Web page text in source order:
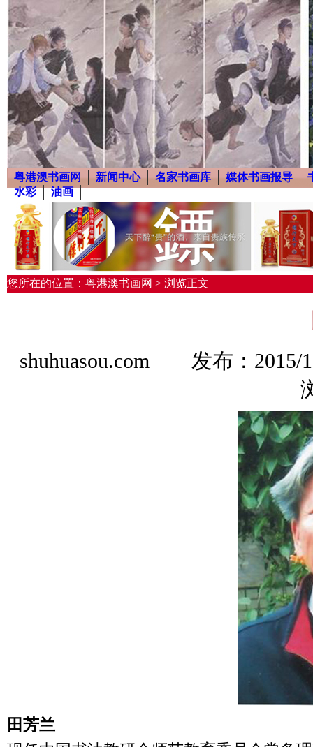
粤港澳书画网 新闻中心 名家书画库 媒体书画报导
水彩
油画
您所在的位置：粤港澳书画网 > 浏览正文
shuhuasou.com 发布： 2015/
浏
田芳兰